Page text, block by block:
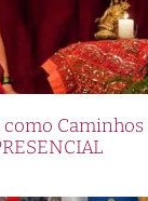
Caminhos